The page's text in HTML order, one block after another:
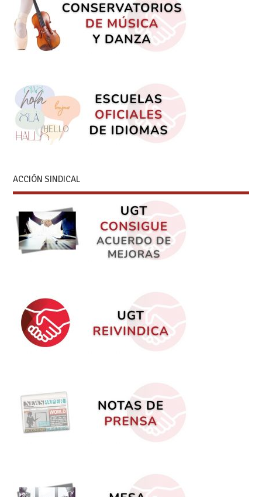
ACCIÓN SINDICAL